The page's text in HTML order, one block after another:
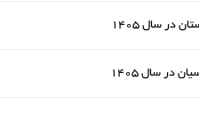
در سال 1405
در سال 1405